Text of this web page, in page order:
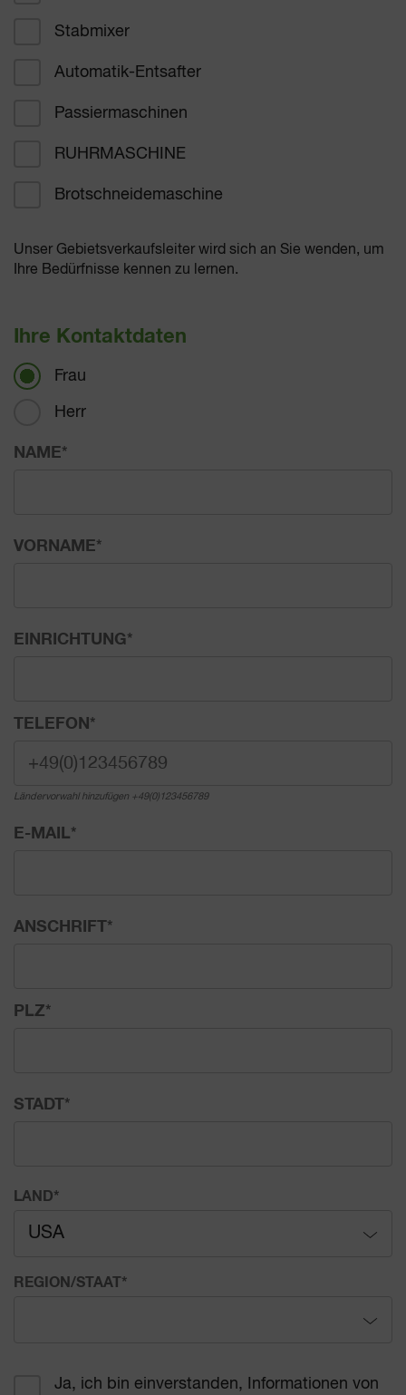
Supermärkte
Sonstiges
Stabmixer
Automatik-Entsafter
Passiermaschinen
RUHRMASCHINE
Brotschneidemaschine
Unser Gebietsverkaufsleiter wird sich an Sie wenden, um
Ihre Bedürfnisse kennen zu lernen.
Ihre Kontaktdaten
Frau
Herr
NAME*
VORNAME*
EINRICHTUNG*
TELEFON *
Ländervorwahl hinzufügen +49(0)123456789
E-MAIL*
ANSCHRIFT*
PLZ*
STADT*
LAND*
USA
Afghanistan
REGION/STAAT*
Ja, ich bin einverstanden, Informationen von